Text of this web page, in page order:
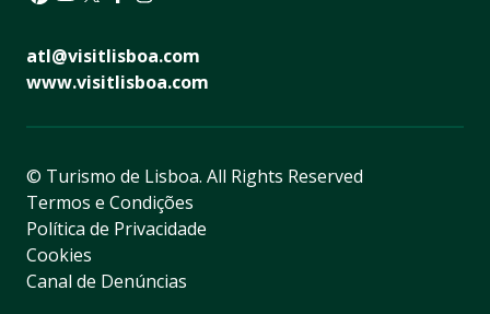
atl@visitlisboa.com
www.visitlisboa.com
© Turismo de Lisboa. All Rights Reserved
Termos e Condições
Política de Privacidade
Cookies
Canal de Denúncias